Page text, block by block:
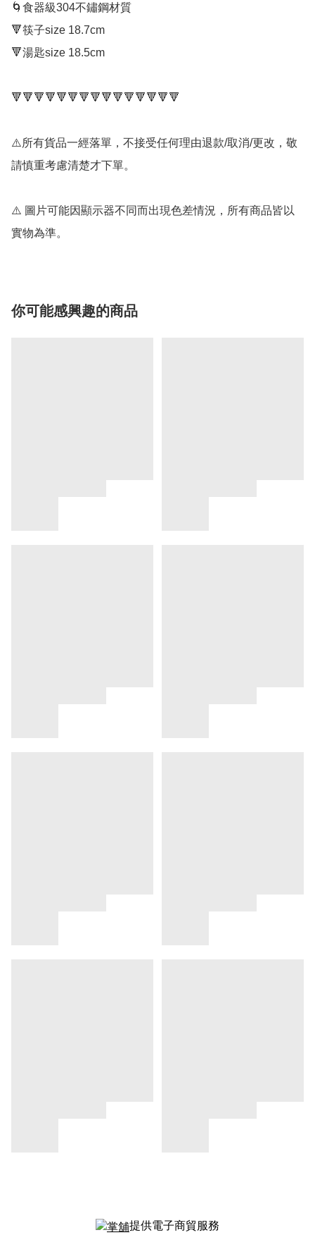
🌀食器級304不鏽鋼材質
🔻筷子size 18.7cm
🔻湯匙size 18.5cm
🔻🔻🔻🔻🔻🔻🔻🔻🔻🔻🔻🔻🔻🔻🔻
⚠️所有貨品一經落單，不接受任何理由退款/取消/更改，敬
請慎重考慮清楚才下單。
⚠️ 圖片可能因顯示器不同而出現色差情況，所有商品皆以
實物為準。
你可能感興趣的商品
提供電子商貿服務